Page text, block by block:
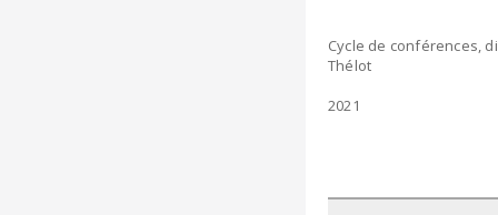
​Cycle de conférences,
Thélot
2021